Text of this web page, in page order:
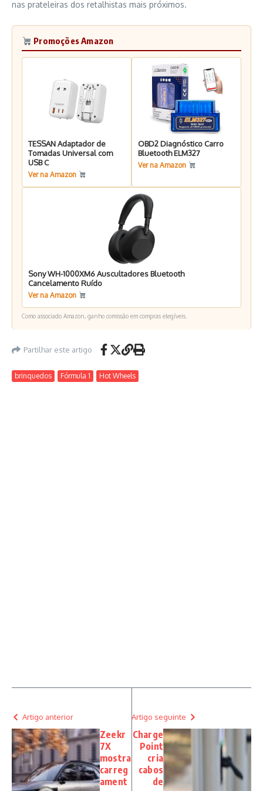
nas prateleiras dos retalhistas mais próximos.
Promoções Amazon
TESSAN Adaptador de
Tomadas Universal com
USB C
Ver na Amazon
OBD2 Diagnóstico Carro
Bluetooth ELM327
Ver na Amazon
Sony WH-1000XM6 Auscultadores Bluetooth
Cancelamento Ruído
Ver na Amazon
Como associado Amazon, ganho comissão em compras elegíveis.
Partilhar este artigo
brinquedos Fórmula 1 Hot Wheels
Artigo anterior
Zeekr
7X
mostra
carreg
ament
Artigo seguinte
Charge
Point
cria
cabos
de